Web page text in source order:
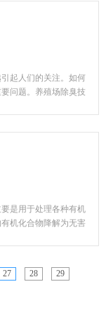
起人们的关注。如何
问题。养殖场除臭技
是用于处理各种有机
机化合物降解为无害
27 28 29